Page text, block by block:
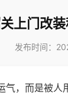
上门改
发布时间：
气，而是被